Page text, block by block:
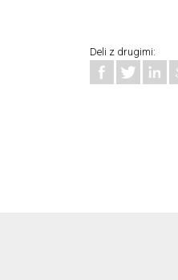
Deli z drugimi: